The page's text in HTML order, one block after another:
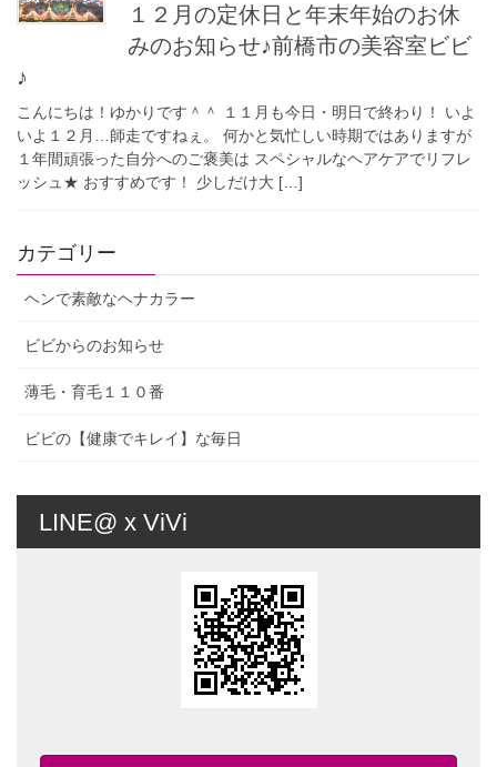
１２月の定休日と年末年始のお休
みのお知らせ♪前橋市の美容室ビビ
♪
こんにちは！ゆかりです＾＾ １１月も今日・明日で終わり！ いよ
いよ１２月…師走ですねぇ。 何かと気忙しい時期ではありますが
１年間頑張った自分へのご褒美は スペシャルなヘアケアでリフレ
ッシュ★ おすすめです！ 少しだけ大 […]
カテゴリー
ヘンで素敵なヘナカラー
ビビからのお知らせ
薄毛・育毛１１０番
ビビの【健康でキレイ】な毎日
LINE@ x ViVi